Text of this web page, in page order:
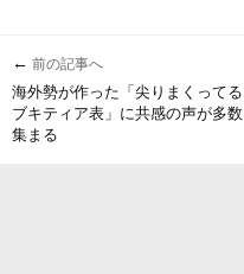
← 前の記事へ
海外勢が作った「尖りまくってる
ブキティア表」に共感の声が多数
集まる